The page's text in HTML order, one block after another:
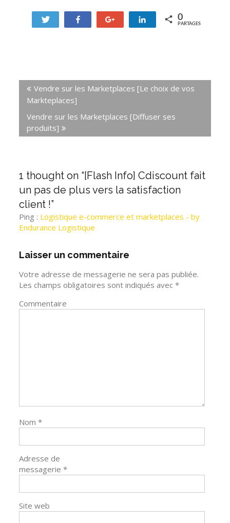
Tweetez Partagez Partagez0
PARTAGES
Vendre sur les Marketplaces [Le choix de vos
Markteplaces]
Vendre sur les Marketplaces [Diffuser ses
produits]
1 thought on “[Flash Info] Cdiscount fait
un pas de plus vers la satisfaction
client !”
Ping : Logistique e-commerce et marketplaces - by
Endurance Logistique
Laisser un commentaire
Votre adresse de messagerie ne sera pas publiée.
Les champs obligatoires sont indiqués avec*
Commentaire
Nom*
Adresse de
messagerie*
Site web